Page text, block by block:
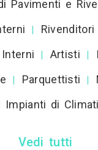
Pavimenti e
|
| Artisti |
| Parquettisti |
Impianti di
Vedi tutti